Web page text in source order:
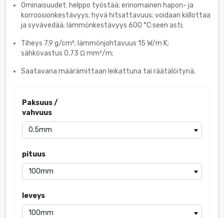
Ominaisuudet: helppo työstää; erinomainen hapon- ja
korroosionkestävyys; hyvä hitsattavuus; voidaan kiillottaa
ja syvävedää; lämmönkestävyys 600 °C:seen asti;
Tiheys 7,9 g/cm³; lämmönjohtavuus 15 W/m K;
sähkövastus 0,73 Ω mm²/m;
Saatavana määrämittaan leikattuna tai räätälöitynä.
Paksuus /
vahvuus
pituus
leveys